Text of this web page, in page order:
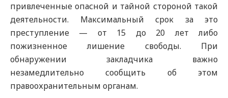
привлеченные опасной и тайной стороной такой
деятельности. Максимальный срок за это
преступление — от 15 до 20 лет либо
пожизненное лишение свободы. При
обнаружении закладчика важно
незамедлительно сообщить об этом
правоохранительным органам.